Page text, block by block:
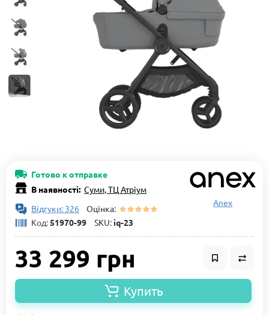
Готово к отправке
В наявності: Суми, ТЦ Атріум
Відгуки: 326 Оцінка:
Код:51970-99 SKU: iq-23
Anex
33 299 грн
Купить